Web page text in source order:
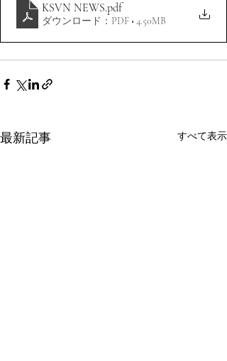
KSVN NEWS.pdf
ダウンロード：PDF • 4.50MB
最新記事 すべて表示